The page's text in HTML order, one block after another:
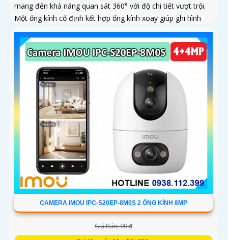
mang đến khả năng quan sát 360° với độ chi tiết vượt trội.
Một ống kính cố định kết hợp ống kính xoay giúp ghi hình
toàn diện mà không bỏ sót điểm mù
CAMERA IMOU IPC-S20EP-8M0S 2 ỐNG KÍNH 8MP
Giá Bán: 00 ₫